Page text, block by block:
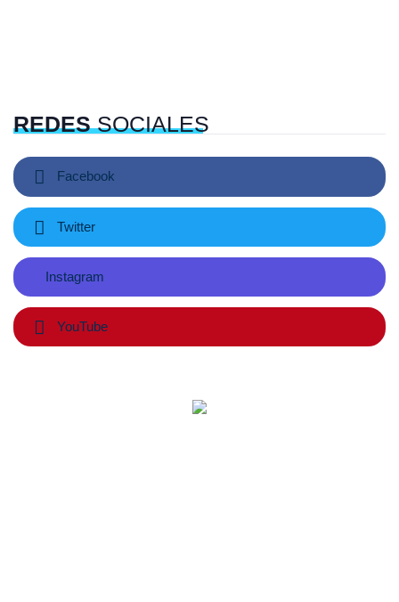
REDESSOCIALES
Facebook
Twitter
Instagram
YouTube